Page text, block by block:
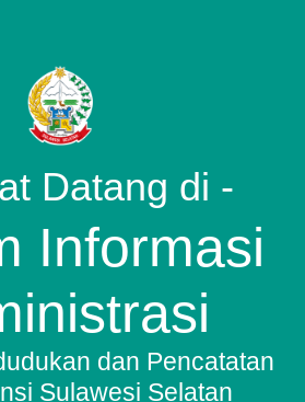
Datang di -
Informasi
dan Pencatatan
Sulawesi Selatan